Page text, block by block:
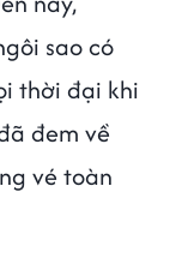
sao có
thời đại khi
đem về
vé toàn